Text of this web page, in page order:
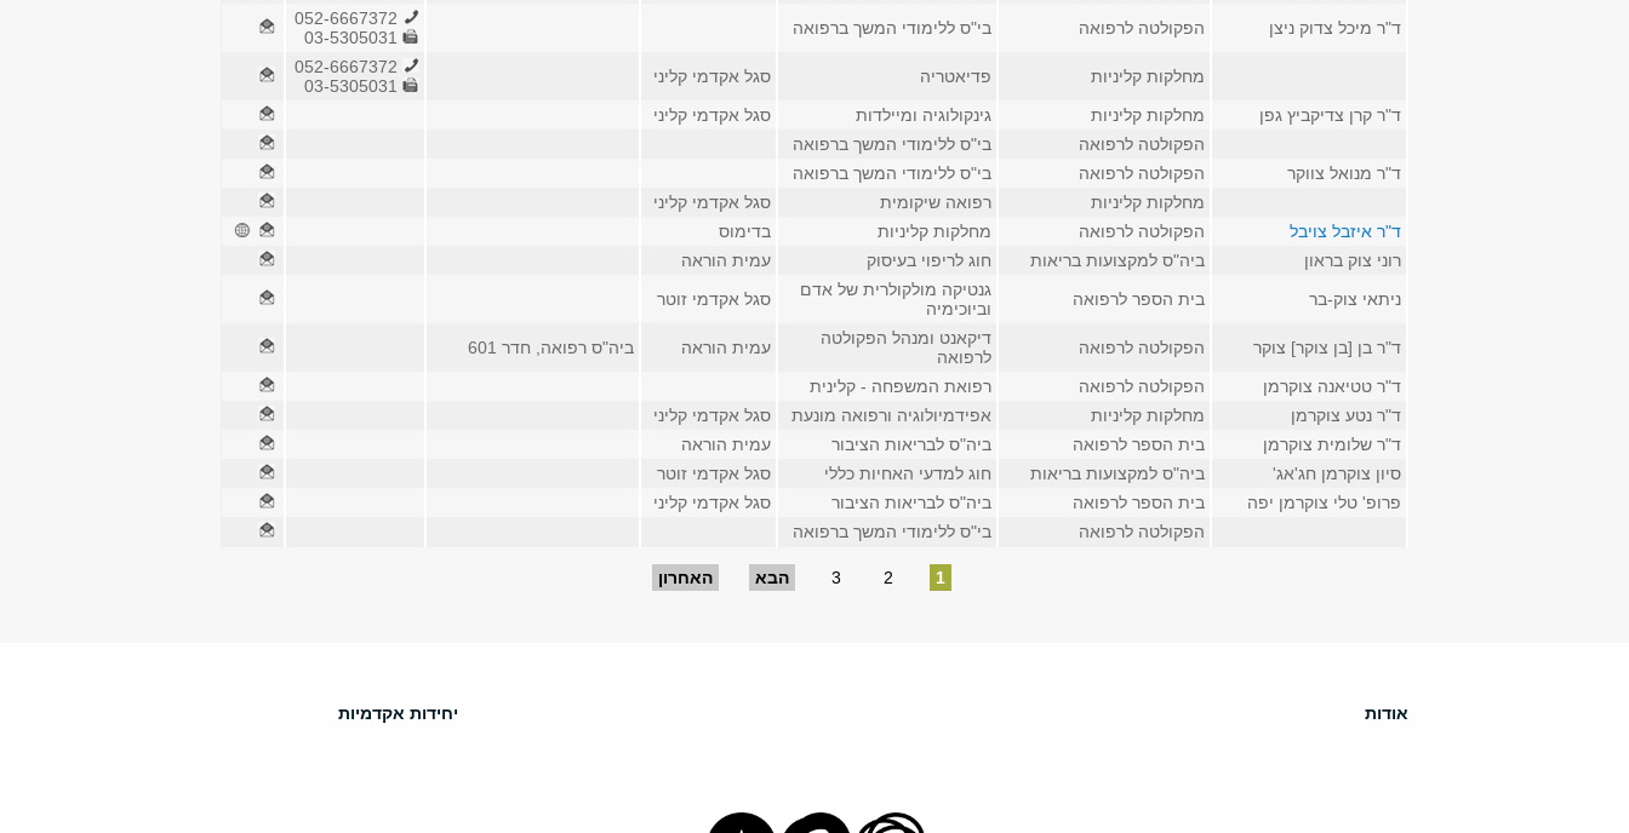
ד"ר מיכל צדוק ניצן
הפקולטה לרפואה בי"ס ללימודי המשך ברפואה
מחלקות קליניות
פדיאטריה סגל אקדמי קליני
ד"ר קרן צדיקביץ גפן
מחלקות קליניות גינקולוגיה ומיילדות
סגל אקדמי קליני
הפקולטה לרפואה
בי"ס ללימודי המשך ברפואה
ד"ר מנואל צווקר
הפקולטה לרפואה
בי"ס ללימודי המשך ברפואה
מחלקות קליניות
רפואה שיקומית
סגל אקדמי קליני
ד"ר איזבל צויבל
הפקולטה לרפואה מחלקות קליניות
בדימוס
רוני צוק בראון
ביה"ס למקצועות בריאות חוג לריפוי בעיסוק
עמית הוראה
ניתאי צוק-בר
בית הספר לרפואה
גנטיקה מולקולרית של אדם
וביוכימיה
סגל אקדמי זוטר
ד"ר בן [בן צוקר] צוקר הפקולטה לרפואה
דיקאנט ומנהל הפקולטה
לרפואה
עמית הוראה
ביה"ס רפואה, חדר 601
ד"ר טטיאנה צוקרמן
הפקולטה לרפואה
רפואת המשפחה - קלינית
ד"ר נטע צוקרמן
מחלקות קליניות אפידמיולוגיה ורפואה מונעת
סגל אקדמי קליני
ד"ר שלומית צוקרמן
בית הספר לרפואה ביה"ס לבריאות הציבור
עמית הוראה
סיון צוקרמן חג'אג'
ביה"ס למקצועות בריאות חוג למדעי האחיות כללי
סגל אקדמי זוטר
פרופ' טלי צוקרמן יפה
בית הספר לרפואה ביה"ס לבריאות הציבור
סגל אקדמי קליני
הפקולטה לרפואה
בי"ס ללימודי המשך ברפואה
1
2
3 הבא האחרון
אודות יחידות אקדמיות